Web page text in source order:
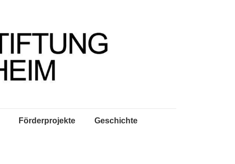
Förderprojekte Geschichte